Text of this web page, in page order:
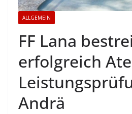
ALLGEMEIN
FF Lana
erfolgreich
Andrä